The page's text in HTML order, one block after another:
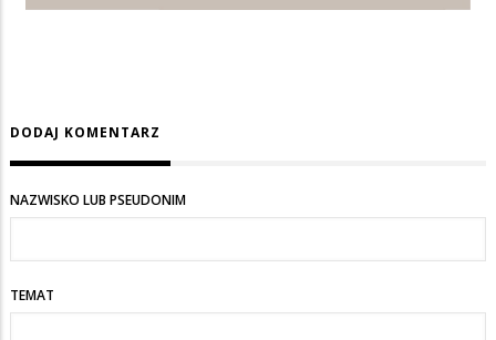
DODAJ KOMENTARZ
NAZWISKO LUB PSEUDONIM
TEMAT